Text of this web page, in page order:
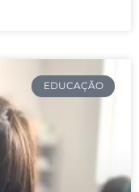
EDUCAÇÃO